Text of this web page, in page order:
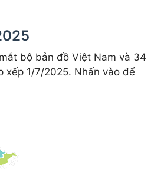
bộ bản đồ Việt Nam và 34
xếp 1/7/2025. Nhấn vào để